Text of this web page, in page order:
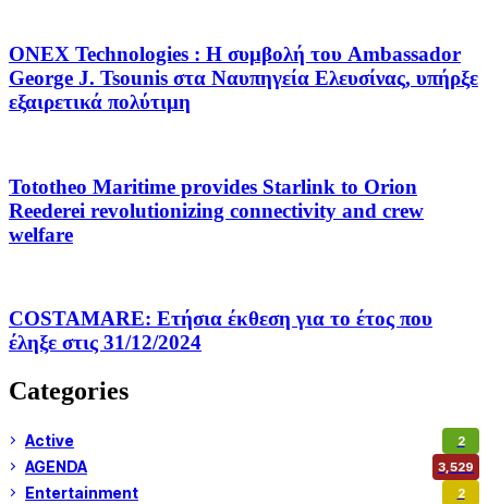
ONEX Technologies : Η συμβολή του Ambassador
George J. Tsounis στα Ναυπηγεία Ελευσίνας, υπήρξε
εξαιρετικά πολύτιμη
Tototheo Maritime provides Starlink to Orion
Reederei revolutionizing connectivity and crew
welfare
COSTAMARE: Ετήσια έκθεση για το έτος που
έληξε στις 31/12/2024
Categories
Active 2
AGENDA 3,529
Entertainment 2